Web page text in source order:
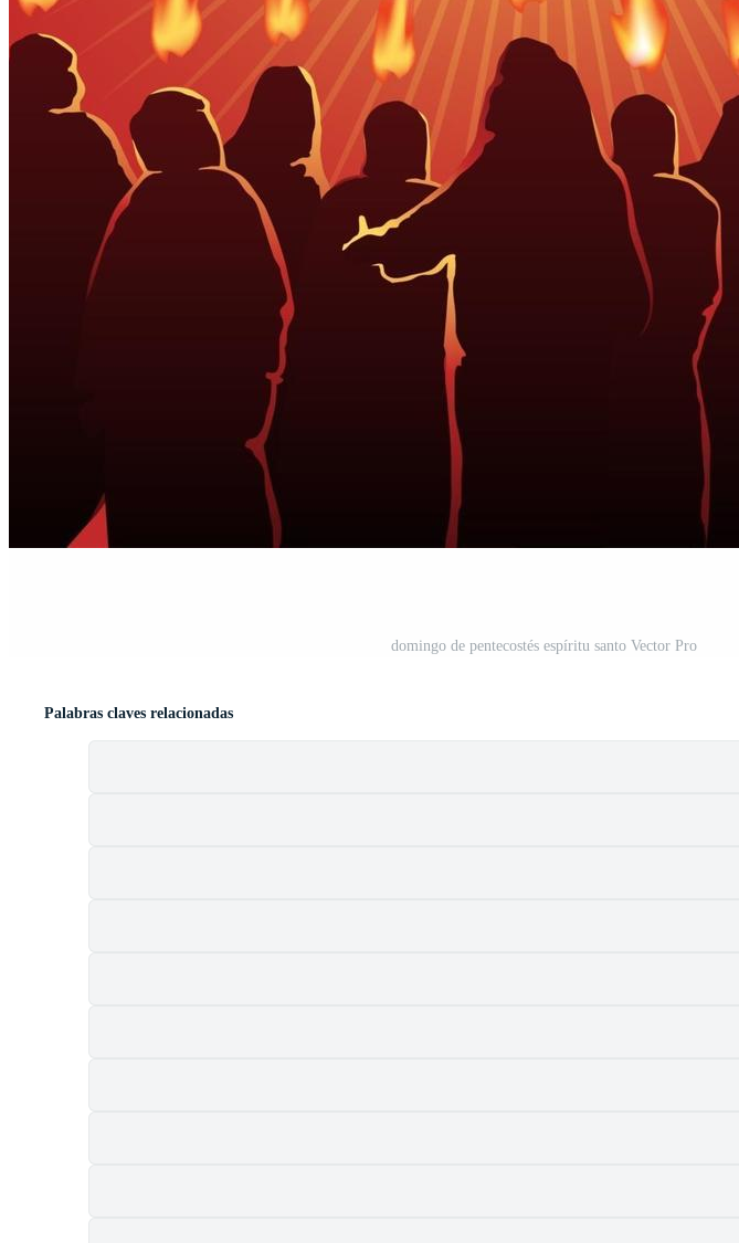
domingo de pentecostés espíritu santo Vector Pro
Palabras claves relacionadas